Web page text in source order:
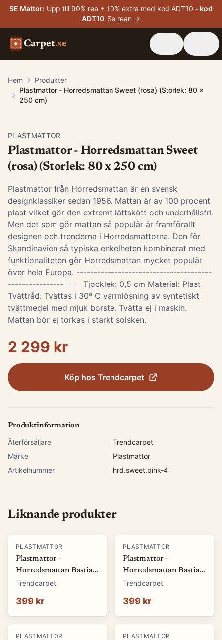
SE Mattor: Upp till 90% rea + 10% extra med kod ADT10 – kod
ADT10 Se rean →
Carpet.se
Hem
Produkter
Plastmattor - Horredsmattan Sweet (rosa) (Storlek: 80 x
250 cm)
PLASTMATTOR
Plastmattor - Horredsmattan Sweet
(rosa) (Storlek: 80 x 250 cm)
Plastmattor från Horredsmattan är en svensk
designklassiker sedan 1956. Mattan är av 100 procent
plast vilket gör den extremt lättskött och underhållsfri.
Men det som gör mattan så populär är framförallt
designen och trenderna i Horredsmattorna. Den för
Skandinavien så typiska enkelheten kombinerat med
funktionaliteten gör Horredsmattan mycket populär
över hela Europa. ---------------------------------------
--------------------- Tjocklek: 0,5 cm Material: Plast
Tvättråd: Tvättas i 30º C varmlösning av syntetiskt
tvättmedel med mjuk borste. Tvätta ej i maskin.
Mattan bör ej torkas i starkt solsken.
2 299 kr
Köp hos Trendcarpet
Produktinformation
Återförsäljare
Trendcarpet
Märke
Plastmattor
Artikelnummer
hrd.sweet.pink-4
Liknande produkter
PLASTMATTOR
Plastmattor -
Horredsmattan Bastian
(grön) (Storlek: 70 x 50
Trendcarpet
399 kr
PLASTMATTOR
Plastmattor -
Horredsmattan Bastian
(röd) (Storlek: 70 x 50
Trendcarpet
399 kr
PLASTMATTOR PLASTMATTOR